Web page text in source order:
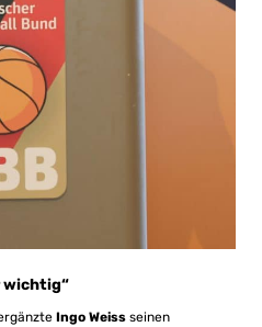
wichtig“
Ingo Weiss seinen